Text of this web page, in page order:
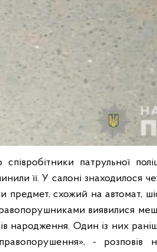
патрульної
її. У салоні знаходилося
предмет, схожий на автомат,
виявилися
народження. Один із них
- розповів